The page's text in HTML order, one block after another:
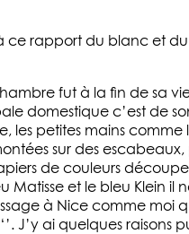
ce rapport du blanc et
fut à la fin de sa
domestique c’est de
les petites mains comme
sur des
de couleurs
Matisse et le bleu Klein il
à Nice comme moi
J’y ai quelques raisons